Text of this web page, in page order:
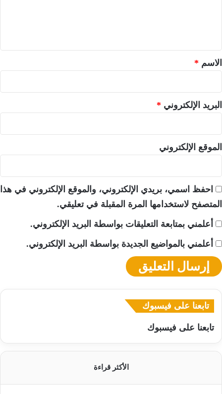
*الاسم *
البريد الإلكتروني *
الموقع الإلكتروني
احفظ اسمي، بريدي الإلكتروني، والموقع الإلكتروني في هذا
المتصفح لاستخدامها المرة المقبلة في تعليقي.
أعلمني بمتابعة التعليقات بواسطة البريد الإلكتروني.
أعلمني بالمواضيع الجديدة بواسطة البريد الإلكتروني.
تابعنا على فيسبوك
تابعنا على فيسبوك
الأكثر قراءة